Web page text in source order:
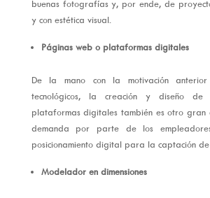
buenas fotografías y, por ende, de
y con estética visual.
Páginas web o plataformas digitales
De la mano con la motivación
tecnológicos, la creación y diseño
plataformas digitales también es otro gran
demanda por parte de los
posicionamiento digital para la captación de
Modelador en dimensiones